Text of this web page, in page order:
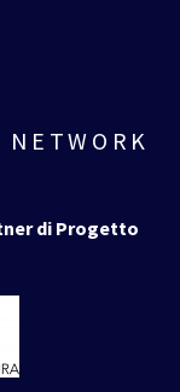
di Progetto